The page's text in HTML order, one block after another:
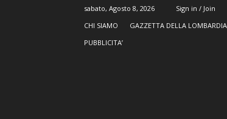
sabato, Agosto 8, 2026
Sign in / Join
CHI SIAMO
GAZZETTA DELLA LOMBARDIA
PUBBLICITA’